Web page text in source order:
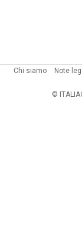
Chi siamo Note
©